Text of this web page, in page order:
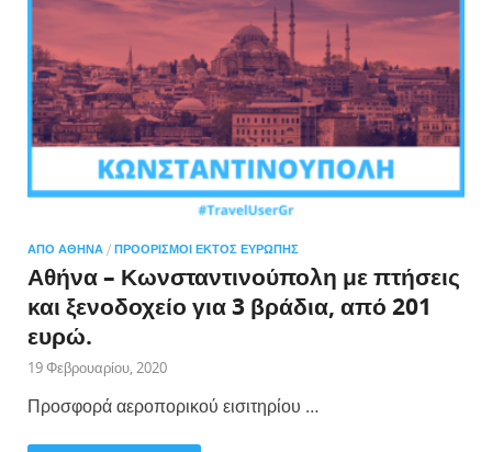
ΑΠΌ ΑΘΉΝΑ / ΠΡΟΟΡΙΣΜΟΊ ΕΚΤΌΣ ΕΥΡΏΠΗΣ
Αθήνα – Κωνσταντινούπολη με πτήσεις
και ξενοδοχείο για 3 βράδια, από 201
ευρώ.
19 Φεβρουαρίου, 2020
Προσφορά αεροπορικού εισιτηρίου …